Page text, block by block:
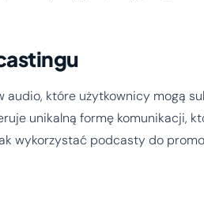
audio, które użytkownicy mogą
unikalną formę komunikacji,
wykorzystać podcasty do